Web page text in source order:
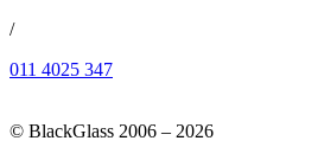
/
011 4025 347
© BlackGlass 2006 – 2026